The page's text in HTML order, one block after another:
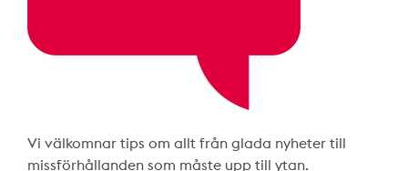
Vi välkomnar tips om allt från glada nyheter till
missförhållanden som måste upp till ytan.